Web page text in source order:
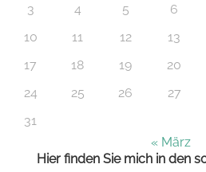
3
4 5 6
10
11 12 13
17
18 19 20
24
25 26 27
31
« März
Hier finden Sie mich in den